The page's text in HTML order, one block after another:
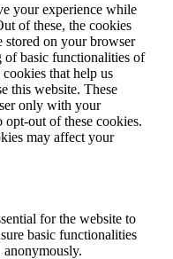
your experience while
of these, the cookies
stored on your browser
of basic functionalities of
that help us
this website. These
only with your
opt-out of these cookies.
may affect your
for the website to
basic functionalities
anonymously.